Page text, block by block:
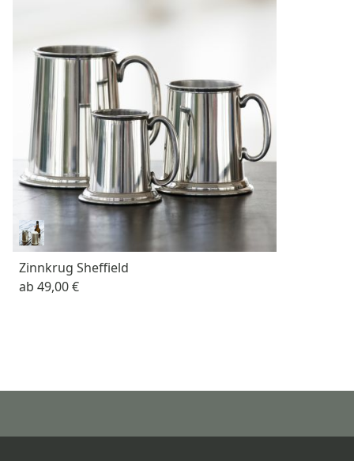
Zinnkrug Sheffield
ab 49,00 €